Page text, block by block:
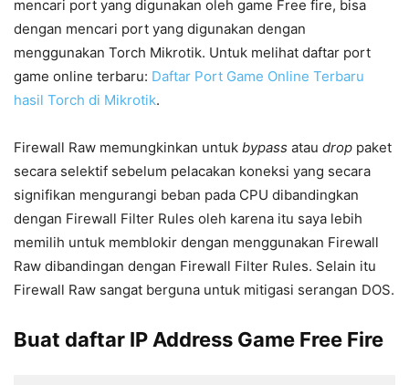
mencari port yang digunakan oleh game Free fire, bisa
dengan mencari port yang digunakan dengan
menggunakan Torch Mikrotik. Untuk melihat daftar port
game online terbaru: Daftar Port Game Online Terbaru
hasil Torch di Mikrotik.
Firewall Raw memungkinkan untuk bypass atau drop paket
secara selektif sebelum pelacakan koneksi yang secara
signifikan mengurangi beban pada CPU dibandingkan
dengan Firewall Filter Rules oleh karena itu saya lebih
memilih untuk memblokir dengan menggunakan Firewall
Raw dibandingan dengan Firewall Filter Rules. Selain itu
Firewall Raw sangat berguna untuk mitigasi serangan DOS.
Buat daftar IP Address Game Free Fire